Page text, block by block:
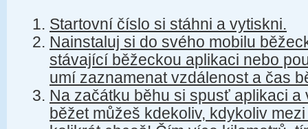
Startovní číslo si stáhni a vytiskni.
Nainstaluj si do svého mobilu
stávající běžeckou aplikaci nebo
umí zaznamenat vzdálenost a čas
Na začátku běhu si spusť aplikaci a
běžet můžeš kdekoliv, kdykoliv